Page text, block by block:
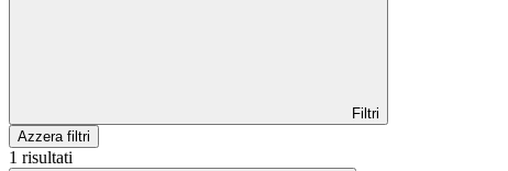
Filtri
Azzera filtri
1 risultati